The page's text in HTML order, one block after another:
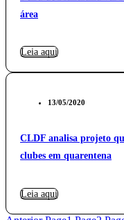
área
Leia aqui
13/05/2020
CLDF analisa projeto
clubes em quarentena
Leia aqui